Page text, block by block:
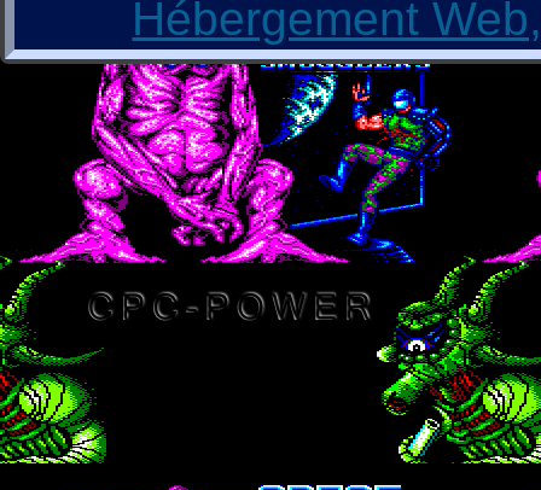
Hébergement